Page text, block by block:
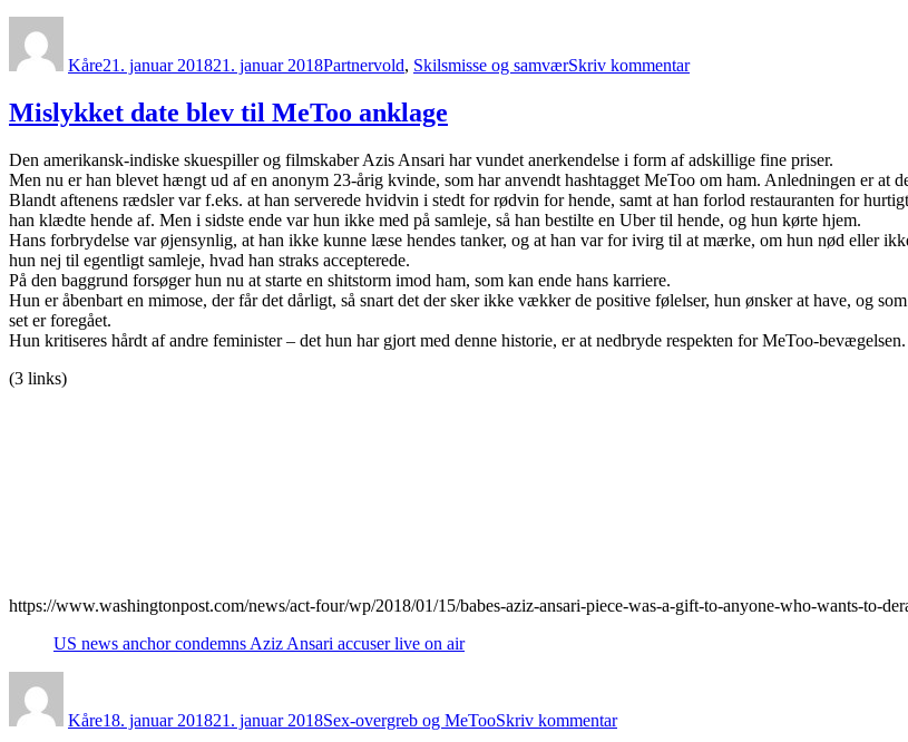
Kåre21. januar 201821. januar 2018Partnervold, Skilsmisse og samværSkriv kommentarpladsmangel
Mislykket date blev til MeToo anklage
Den amerikansk-indiske skuespiller og filmskaber Azis Ansari har vundet anerkendelse i form af adskillige fine priser.
Men nu er han blevet hængt ud af en anonym 23-årig kvinde, som har anvendt hashtagget MeToo om ham. Anledningen er at
Blandt aftenens rædsler var f.eks. at han serverede hvidvin i stedt for rødvin for hende, samt at han forlod restauranten for
han klædte hende af. Men i sidste ende var hun ikke med på samleje, så han bestilte en Uber til hende, og hun kørte hjem.
Hans forbrydelse var øjensynlig, at han ikke kunne læse hendes tanker, og at han var for ivirg til at mærke, om hun nød eller
hun nej til egentligt samleje, hvad han straks accepterede.
På den baggrund forsøger hun nu at starte en shitstorm imod ham, som kan ende hans karriere.
Hun er åbenbart en mimose, der får det dårligt, så snart det der sker ikke vækker de positive følelser, hun ønsker at have, og
set er foregået.
Hun kritiseres hårdt af andre feminister – det hun har gjort med denne historie, er at nedbryde respekten for MeToo-bevægelsen.
(3 links)
https://www.washingtonpost.com/news/act-four/wp/2018/01/15/babes-aziz-ansari-piece-was-a-gift-to-anyone-who-wants-to-
US news anchor condemns Aziz Ansari accuser live on air
Kåre18. januar 201821. januar 2018Sex-overgreb og MeTooSkriv kommentardate